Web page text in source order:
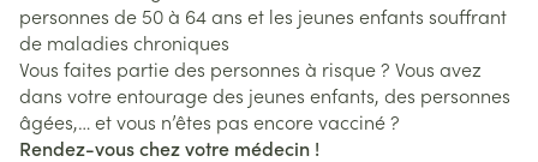
personnes de 50 à 64 ans et les jeunes enfants souffrant
de maladies chroniques
Vous faites partie des personnes à risque ? Vous avez
dans votre entourage des jeunes enfants, des personnes
âgées,… et vous n’êtes pas encore vacciné ?
Rendez-vous chez votre médecin !